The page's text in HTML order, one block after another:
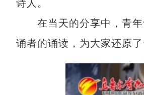
诗人。
在当天的分享中，青年
诵者的诵读，为大家还原